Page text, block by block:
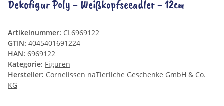
Dekofigur Poly - Weißkopfseeadler - 12cm
Artikelnummer: CL6969122
GTIN: 4045401691224
HAN: 6969122
Kategorie: Figuren
Hersteller: Cornelissen naTierliche Geschenke GmbH & Co.
KG